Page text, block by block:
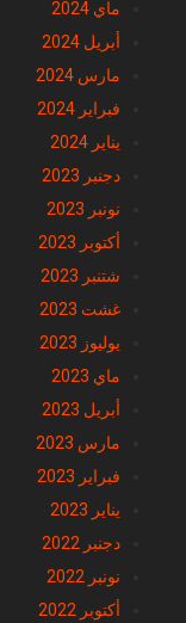
أبريل 2024
مارس 2024
فبراير 2024
يناير 2024
دجنبر 2023
نونبر 2023
أكتوبر 2023
شتنبر 2023
غشت 2023
يوليوز 2023
ماي 2023
أبريل 2023
مارس 2023
فبراير 2023
يناير 2023
دجنبر 2022
نونبر 2022
أكتوبر 2022